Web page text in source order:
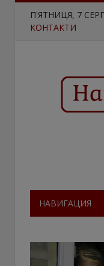
П'ЯТНИЦЯ, 7
КОНТАКТИ
НАВИГАЦИЯ